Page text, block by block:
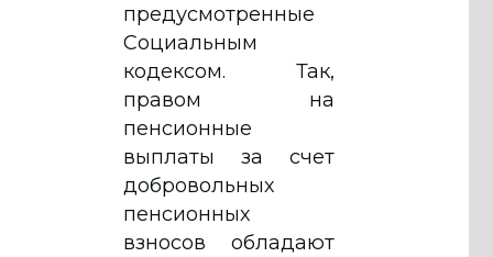
предусмотренные
Социальным
кодекcом. Так,
правом на
пенсионные
выплаты за счет
добровольных
пенсионных
взносов обладают